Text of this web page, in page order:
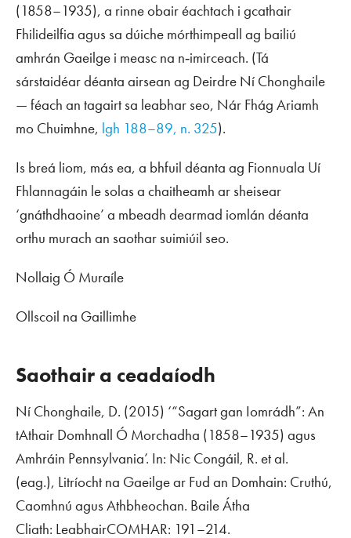
(1858–1935), a rinne obair éachtach i gcathair
Fhilideilfia agus sa dúiche mórthimpeall ag bailiú
amhrán Gaeilge i measc na n‑imirceach. (Tá
sárstaidéar déanta airsean ag Deirdre Ní Chonghaile
— féach an tagairt sa leabhar seo, Nár Fhág Ariamh
mo Chuimhne, lgh 188–89, n. 325).
Is breá liom, más ea, a bhfuil déanta ag Fionnuala Uí
Fhlannagáin le solas a chaitheamh ar sheisear
‘gnáthdhaoine’ a mbeadh dearmad iomlán déanta
orthu murach an saothar suimiúil seo.
Nollaig Ó Muraíle
Ollscoil na Gaillimhe
Saothair a ceadaíodh
Ní Chonghaile, D. (2015) ‘“Sagart gan Iomrádh”: An
tAthair Domhnall Ó Morchadha (1858–1935) agus
Amhráin Pennsylvania’. In: Nic Congáil, R. et al.
(eag.), Litríocht na Gaeilge ar Fud an Domhain: Cruthú,
Caomhnú agus Athbheochan. Baile Átha
Cliath: LeabhairCOMHAR: 191–214.